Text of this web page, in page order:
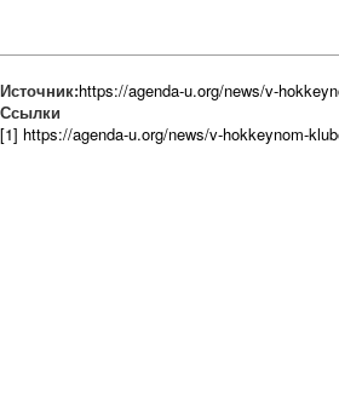
Источник:https://agenda-u.org/news/v-
Ссылки
[1] https://agenda-u.org/news/v-hokkeynom-